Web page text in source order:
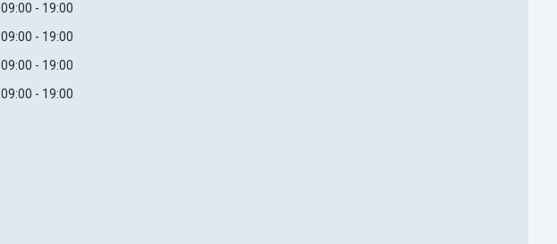
09:00
19:00
09:00
19:00
09:00
19:00
09:00 19:00